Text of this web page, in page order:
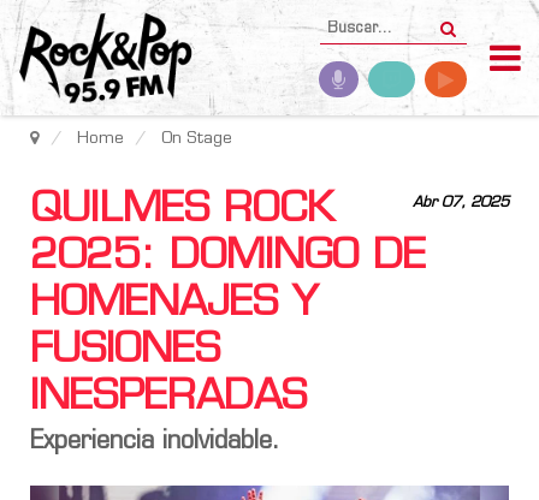
Home On Stage
Abr 07, 2025
QUILMES ROCK
2025: DOMINGO DE
HOMENAJES Y
FUSIONES
INESPERADAS
Experiencia inolvidable.